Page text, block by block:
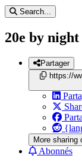
Search...
20e by night
Partager
https://
More sharing
Abonnés